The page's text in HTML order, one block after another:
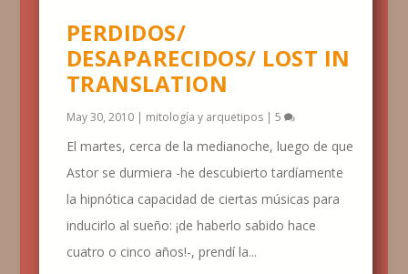
PERDIDOS/
DESAPARECIDOS/ LOST IN
TRANSLATION
May 30, 2010| mitología y arquetipos| 5
El martes, cerca de la medianoche, luego de que
Astor se durmiera -he descubierto tardíamente
la hipnótica capacidad de ciertas músicas para
inducirlo al sueño: ¡de haberlo sabido hace
cuatro o cinco años!-, prendí la...